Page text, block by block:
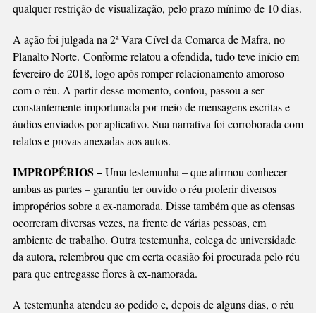
qualquer restrição de visualização, pelo prazo mínimo de 10 dias.
A ação foi julgada na 2ª Vara Cível da Comarca de Mafra, no
Planalto Norte. Conforme relatou a ofendida, tudo teve início em
fevereiro de 2018, logo após romper relacionamento amoroso
com o réu. A partir desse momento, contou, passou a ser
constantemente importunada por meio de mensagens escritas e
áudios enviados por aplicativo. Sua narrativa foi corroborada com
relatos e provas anexadas aos autos.
IMPROPÉRIOS –Uma testemunha – que afirmou conhecer
ambas as partes – garantiu ter ouvido o réu proferir diversos
impropérios sobre a ex-namorada. Disse também que as ofensas
ocorreram diversas vezes, na frente de várias pessoas, em
ambiente de trabalho. Outra testemunha, colega de universidade
da autora, relembrou que em certa ocasião foi procurada pelo réu
para que entregasse flores à ex-namorada.
A testemunha atendeu ao pedido e, depois de alguns dias, o réu